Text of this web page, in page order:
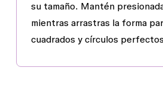
su tamaño. Mantén
mientras arrastras la forma
cuadrados y círculos